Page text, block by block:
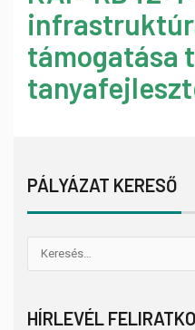
támogatása
PÁLYÁZAT KERESŐ
HÍRLEVÉL